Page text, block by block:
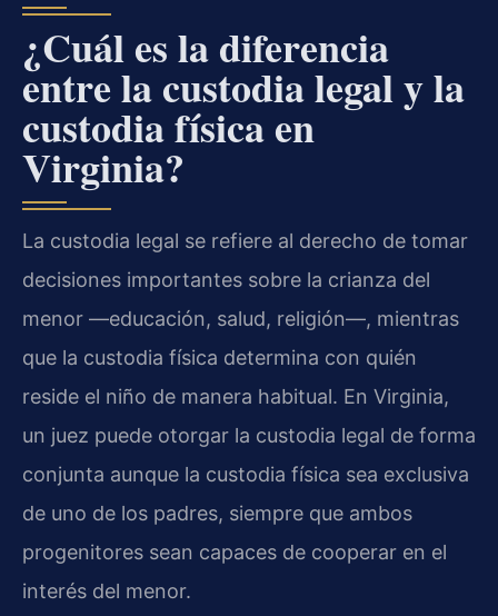
¿Cuál es la diferencia
entre la custodia legal y la
custodia física en
Virginia?
La custodia legal se refiere al derecho de tomar
decisiones importantes sobre la crianza del
menor —educación, salud, religión—, mientras
que la custodia física determina con quién
reside el niño de manera habitual. En Virginia,
un juez puede otorgar la custodia legal de forma
conjunta aunque la custodia física sea exclusiva
de uno de los padres, siempre que ambos
progenitores sean capaces de cooperar en el
interés del menor.